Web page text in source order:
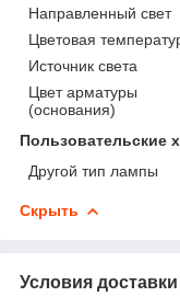
Направленный свет
Цветовая
Источник света
Цвет арматуры
(основания)
Пользовательские
Другой тип лампы
Скрыть
Условия доставки